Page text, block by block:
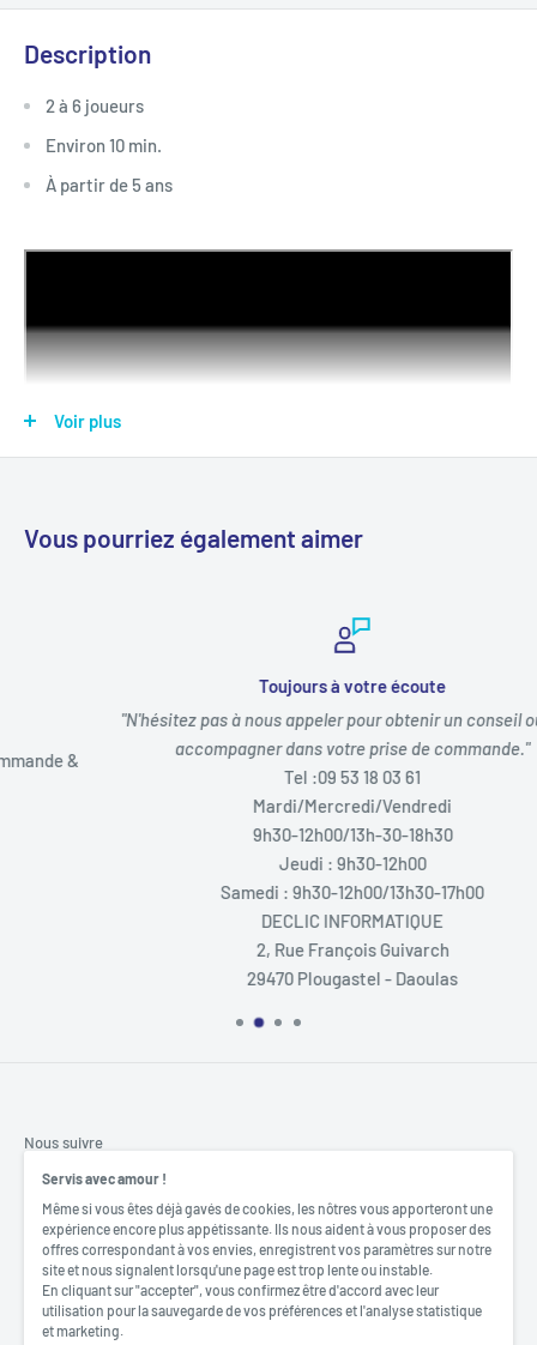
Description
2 à 6 joueurs
Environ 10 min.
À partir de 5 ans
la recherche d’une moitié d’objet, placent le miroir pour
reconstituer l’image entière, puis essaient d’identifier ce qui
apparaît : un lion majestueux, un palmier géant, ou encore une
remporte la partie. Le jeu stimule la concentration, la
perception visuelle et la logique tout en offrant une ambiance
Voir plus
Vous pourriez également aimer
Toujours à votre écoute
"N'hésitez pas à nous appeler pour obtenir un conseil ou vous
accompagner dans votre prise de commande."
Tel :09 53 18 03 61
Mardi/Mercredi/Vendredi
9h30-12h00/13h-30-18h30
Jeudi : 9h30-12h00
Samedi : 9h30-12h00/13h30-17h00
DECLIC INFORMATIQUE
2, Rue François Guivarch
29470 Plougastel - Daoulas
Nous suivre
Nous acceptons
Servis avec amour !
Même si vous êtes déjà gavés de cookies, les nôtres vous apporteront une
expérience encore plus appétissante. Ils nous aident à vous proposer des
offres correspondant à vos envies, enregistrent vos paramètres sur notre
site et nous signalent lorsqu'une page est trop lente ou instable.
En cliquant sur "accepter", vous confirmez être d'accord avec leur
utilisation pour la sauvegarde de vos préférences et l'analyse statistique
et marketing.